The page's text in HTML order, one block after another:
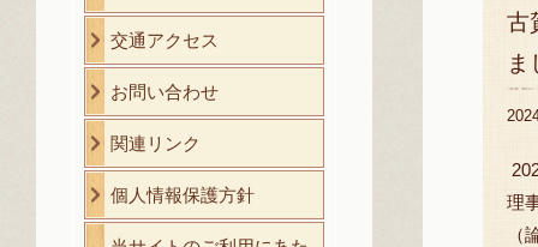
交通アクセス
お問い合わせ
関連リンク
個人情報保護方針
古
ま
理
（